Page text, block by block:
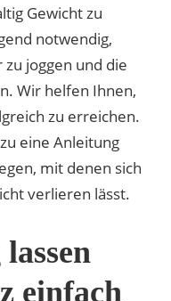
Gewicht zu
notwendig,
joggen und die
Wir helfen Ihnen,
zu erreichen.
eine Anleitung
mit denen sich
verlieren lässt.
einfach